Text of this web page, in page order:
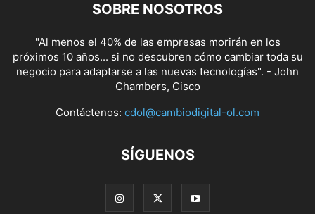
SOBRE NOSOTROS
"Al menos el 40% de las empresas morirán en los
próximos 10 años... si no descubren cómo cambiar toda su
negocio para adaptarse a las nuevas tecnologías". - John
Chambers, Cisco
Contáctenos: cdol@cambiodigital-ol.com
SÍGUENOS